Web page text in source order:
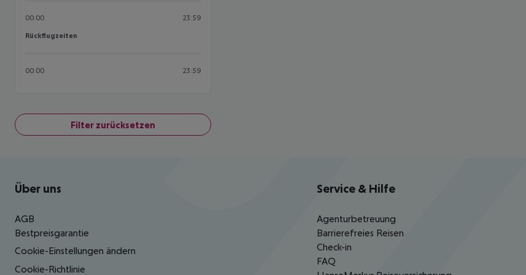
00:00 23:59
Rückflugzeiten
Rückflugzeiten
00:00 23:59
Filter zurücksetzen
Footer navigation
Über uns
AGB
Bestpreisgarantie
Cookie-Einstellungen ändern
Cookie-Richtlinie
Service & Hilfe
Agenturbetreuung
Barrierefreies Reisen
Check-in
FAQ